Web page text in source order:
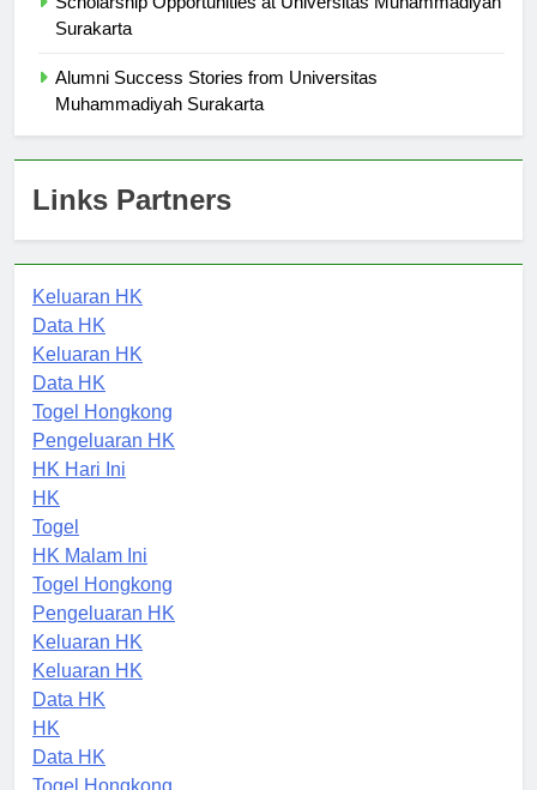
Scholarship Opportunities at Universitas Muhammadiyah
Alumni Success Stories from Universitas
Links Partners
Keluaran HK
Data HK
Keluaran HK
Data HK
Togel Hongkong
Pengeluaran HK
HK Hari Ini
HK
Togel
HK Malam Ini
Togel Hongkong
Pengeluaran HK
Keluaran HK
Keluaran HK
Data HK
HK
Data HK